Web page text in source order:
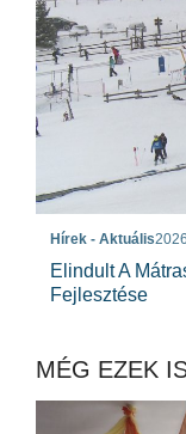
Hírek - Aktuális
Elindult A
Fejlesztése
MÉG EZEK